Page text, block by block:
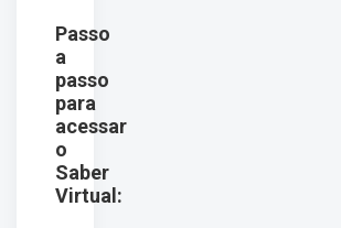
Passo
a
passo
para
acessar
o
Saber
Virtual: